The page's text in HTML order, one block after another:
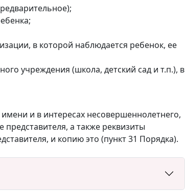
в которой наблюдается ребенок, ее
учреждения (школа, детский сад и т.п.), в
и в интересах несовершеннолетнего,
а также реквизиты
и копию это (пункт 31 Порядка).